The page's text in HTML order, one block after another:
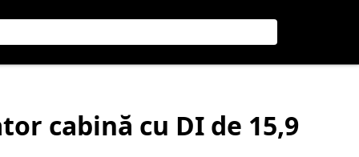
cabină cu DI de 15,9